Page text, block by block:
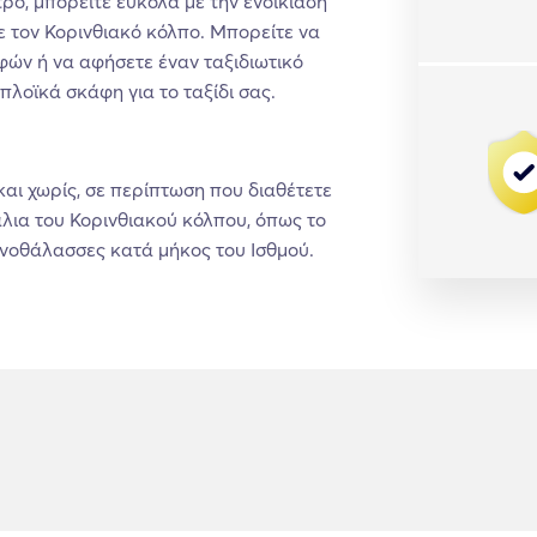
τον Κορινθιακό κόλπο. Μπορείτε να
ή να αφήσετε έναν ταξιδιωτικό
σκάφη για το ταξίδι σας.
χωρίς, σε περίπτωση που διαθέτετε
του Κορινθιακού κόλπου, όπως το
κατά μήκος του Ισθμού.